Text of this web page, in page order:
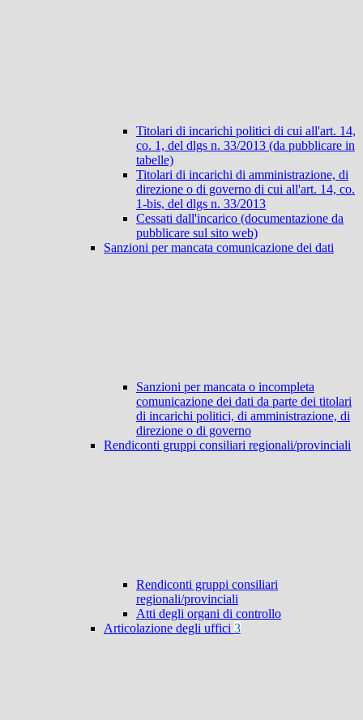
Titolari di incarichi politici di cui all'art. 14,
co. 1, del dlgs n. 33/2013 (da pubblicare in
tabelle)
Titolari di incarichi di amministrazione, di
direzione o di governo di cui all'art. 14, co.
1-bis, del dlgs n. 33/2013
Cessati dall'incarico (documentazione da
pubblicare sul sito web)
Sanzioni per mancata comunicazione dei dati
Sanzioni per mancata o incompleta
comunicazione dei dati da parte dei titolari
di incarichi politici, di amministrazione, di
direzione o di governo
Rendiconti gruppi consiliari regionali/provinciali
Rendiconti gruppi consiliari
regionali/provinciali
Atti degli organi di controllo
Articolazione degli uffici 3